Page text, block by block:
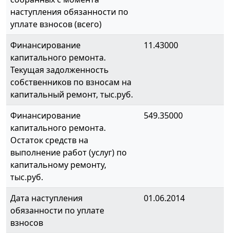
наступления обязанности по
уплате взносов (всего)
Финансирование
капитального ремонта.
Текущая задолженность
собственников по взносам на
капитальный ремонт, тыс.руб.
11.43000
Финансирование
капитального ремонта.
Остаток средств на
выполнение работ (услуг) по
капитальному ремонту,
тыс.руб.
549.35000
Дата наступления
обязанности по уплате
взносов
01.06.2014